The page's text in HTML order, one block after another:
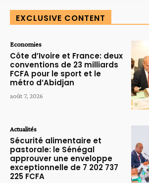
EXCLUSIVE CONTENT
Economies
Côte d’Ivoire et France: deux
conventions de 23 milliards
FCFA pour le sport et le
métro d’Abidjan
août 7, 2026
Actualités
Sécurité alimentaire et
pastorale: le Sénégal
approuver une enveloppe
exceptionnelle de 7 202 737
225 FCFA